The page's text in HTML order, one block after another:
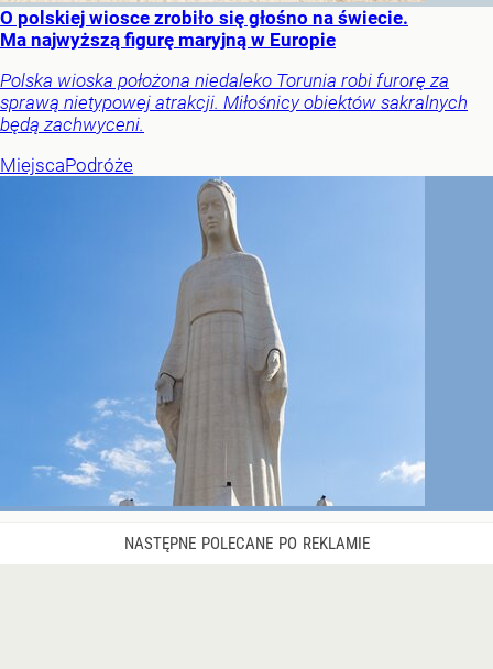
O polskiej wiosce zrobiło się głośno na świecie.
Ma najwyższą figurę maryjną w Europie
Polska wioska położona niedaleko Torunia robi furorę za
sprawą nietypowej atrakcji. Miłośnicy obiektów sakralnych
będą zachwyceni.
MiejscaPodróże